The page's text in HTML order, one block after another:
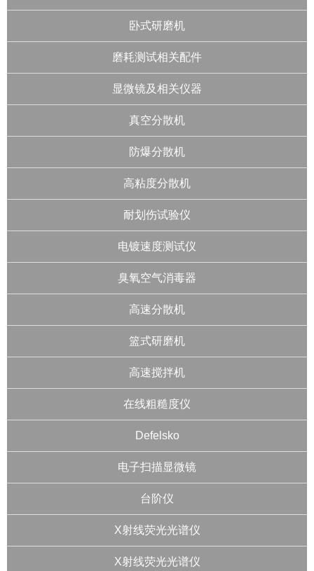
卧式研磨机
磨耗测试相关配件
显微镜及相关仪器
真空分散机
防爆分散机
高粘度分散机
耐划伤试验仪
电镀速度测试仪
臭氧空气消毒器
高速分散机
篮式研磨机
高速搅拌机
在线粗糙度仪
Defelsko
电子扫描显微镜
台阶仪
X射线荧光光谱仪
X射线荧光光谱仪